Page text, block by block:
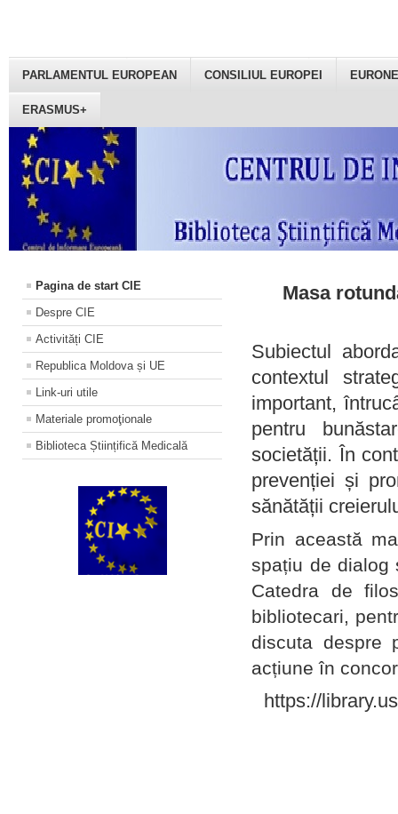
PARLAMENTUL EUROPEAN CONSILIUL EUROPEI
ERASMUS+
Pagina de start CIE
Despre CIE
Activități CIE
Republica Moldova și UE
Link-uri utile
Materiale promoţionale
Biblioteca Științifică Medicală
Masa
Subiectul
contextul
important,
pentru
societății. În
prevenției și
sănătății
Prin această
spațiu de dialog
Catedra de
bibliotecari,
discuta despre
acțiune în
https://